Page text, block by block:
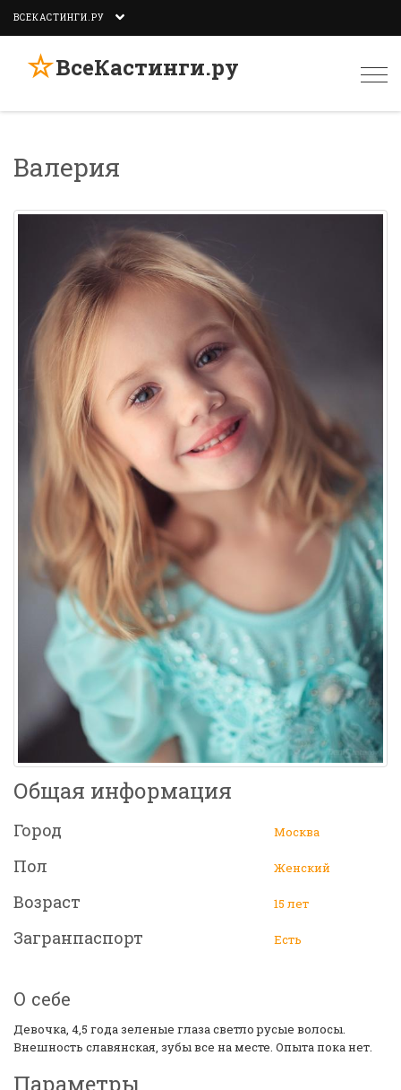
ВСЕКАСТИНГИ.РУ
☆ВсеКастинги.ру
Валерия
Общая информация
Город Москва
Пол Женский
Возраст 15 лет
Загранпаспорт Есть
О себе
Девочка, 4,5 года зеленые глаза светло русые волосы.
Внешность славянская, зубы все на месте. Опыта пока нет.
Параметры